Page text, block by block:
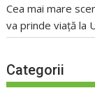
Cea mai mare
va prinde viață la
Categorii